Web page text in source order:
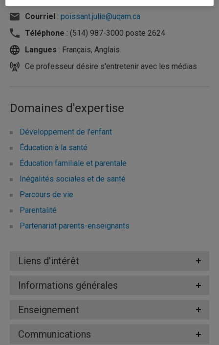
Courriel : poissant.julie@uqam.ca
Téléphone : (514) 987-3000 poste 2624
Langues : Français, Anglais
Ce professeur désire s'entretenir avec les médias
Domaines d'expertise
Développement de l'enfant
Éducation à la santé
Éducation familiale et parentale
Inégalités sociales et de santé
Parcours de vie
Parentalité
Partenariat parents-enseignants
Liens d'intérêt
Informations générales
Enseignement
Communications